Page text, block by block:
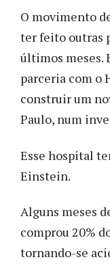
O movimento
ter feito outras
últimos meses.
parceria com o
construir um
Paulo, num
Esse hospital
Einstein.
Alguns meses
comprou 20%
tornando-se